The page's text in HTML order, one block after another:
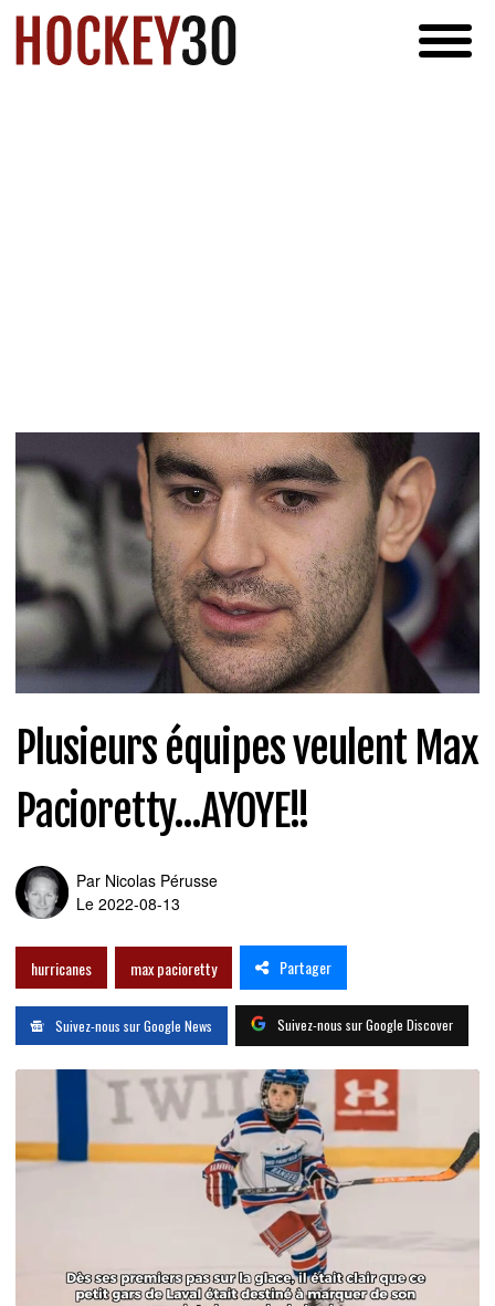
Plusieurs équipes veulent Max
Pacioretty...AYOYE!!
Par Nicolas Pérusse
Le 2022-08-13
hurricanes max pacioretty Partager
Suivez-nous sur Google News Suivez-nous sur Google Discover